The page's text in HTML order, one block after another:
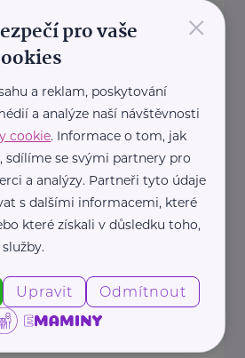
organizace pro
adoptivních
...
×
pro vaše
a reklam, poskytování
a analýze naší návštěvnosti
cookie. Informace o tom, jak
sdílíme se svými partnery pro
a analýzy. Partneři tyto údaje
s dalšími informacemi, které
které získali v důsledku toho,
Upravit Odmítnout